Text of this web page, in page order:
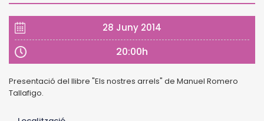
28 Juny 2014
20:00h
Presentació del llibre "Els nostres arrels" de Manuel Romero
Tallafigo.